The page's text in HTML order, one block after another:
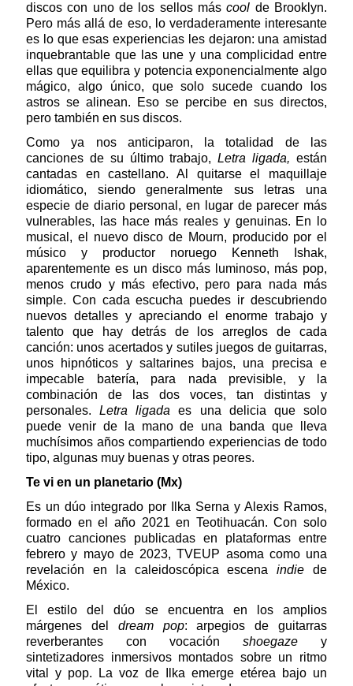
discos con uno de los sellos máscool de Brooklyn.
Pero más allá de eso, lo verdaderamente interesante
es lo que esas experiencias les dejaron: una amistad
inquebrantable que las une y una complicidad entre
ellas que equilibra y potencia exponencialmente algo
mágico, algo único, que solo sucede cuando los
astros se alinean. Eso se percibe en sus directos,
pero también en sus discos.
Como ya nos anticiparon, la totalidad de las
canciones de su último trabajo,Letra ligada, están
cantadas en castellano. Al quitarse el maquillaje
idiomático, siendo generalmente sus letras una
especie de diario personal, en lugar de parecer más
vulnerables, las hace más reales y genuinas. En lo
musical, el nuevo disco de Mourn, producido por el
músico y productor noruego Kenneth Ishak,
aparentemente es un disco más luminoso, más pop,
menos crudo y más efectivo, pero para nada más
simple. Con cada escucha puedes ir descubriendo
nuevos detalles y apreciando el enorme trabajo y
talento que hay detrás de los arreglos de cada
canción: unos acertados y sutiles juegos de guitarras,
unos hipnóticos y saltarines bajos, una precisa e
impecable batería, para nada previsible, y la
combinación de las dos voces, tan distintas y
personales.Letra ligada es una delicia que solo
puede venir de la mano de una banda que lleva
muchísimos años compartiendo experiencias de todo
tipo, algunas muy buenas y otras peores.
Te vi en un planetario (Mx)
Es un dúo integrado por Ilka Serna y Alexis Ramos,
formado en el año 2021 en Teotihuacán. Con solo
cuatro canciones publicadas en plataformas entre
febrero y mayo de 2023, TVEUP asoma como una
revelación en la caleidoscópica escenaindie de
México.
El estilo del dúo se encuentra en los amplios
márgenes del dream pop: arpegios de guitarras
reverberantes con vocación shoegaze y
sintetizadores inmersivos montados sobre un ritmo
vital y pop. La voz de Ilka emerge etérea bajo un